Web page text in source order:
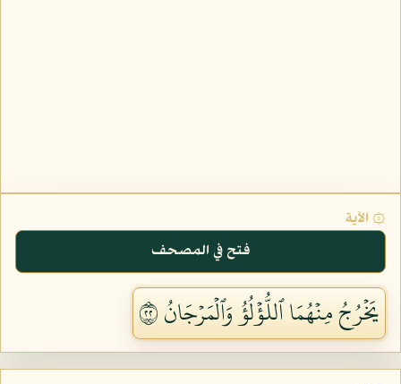
۞ الآية
فتح في المصحف
يَخۡرُجُ مِنۡهُمَا ٱللُّؤۡلُؤُ وَٱلۡمَرۡجَانُ ٢٢